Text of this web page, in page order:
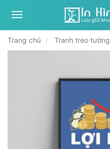
Xưởng
ảnh
theo
Trang chủ Tranh treo tường